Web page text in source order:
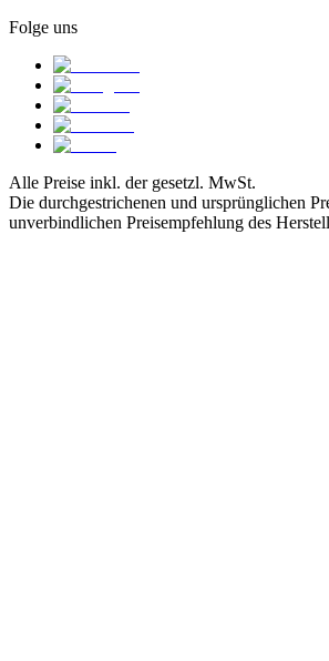
Folge uns
Alle Preise inkl. der gesetzl. MwSt.
Die durchgestrichenen und ursprünglichen
unverbindlichen Preisempfehlung des